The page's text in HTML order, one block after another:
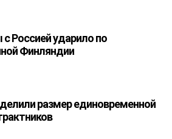
Россией ударило по
Финляндии
размер единовременной